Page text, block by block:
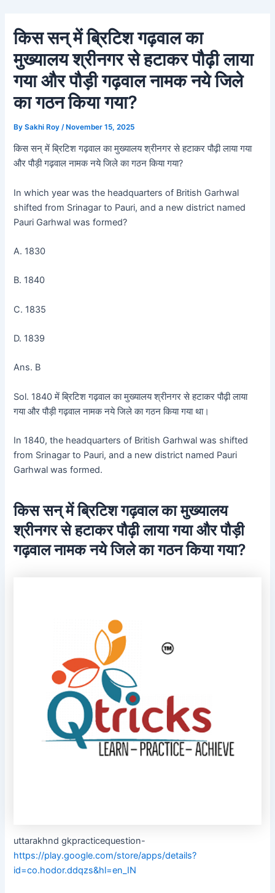
content
किस सन् में ब्रिटिश गढ़वाल का
मुख्यालय श्रीनगर से हटाकर पौढ़ी लाया
गया और पौड़ी गढ़वाल नामक नये जिले
का गठन किया गया?
BySakhi Roy /November 15, 2025
किस सन् में ब्रिटिश गढ़वाल का मुख्यालय श्रीनगर से हटाकर पौढ़ी लाया गया
और पौड़ी गढ़वाल नामक नये जिले का गठन किया गया?
In which year was the headquarters of British Garhwal
shifted from Srinagar to Pauri, and a new district named
Pauri Garhwal was formed?
A. 1830
B. 1840
C. 1835
D. 1839
Ans. B
Sol. 1840 में ब्रिटिश गढ़वाल का मुख्यालय श्रीनगर से हटाकर पौढ़ी लाया
गया और पौड़ी गढ़वाल नामक नये जिले का गठन किया गया था।
In 1840, the headquarters of British Garhwal was shifted
from Srinagar to Pauri, and a new district named Pauri
Garhwal was formed.
किस सन् में ब्रिटिश गढ़वाल का मुख्यालय
श्रीनगर से हटाकर पौढ़ी लाया गया और पौड़ी
गढ़वाल नामक नये जिले का गठन किया गया?
uttarakhnd gkpracticequestion-
https://play.google.com/store/apps/details?
id=co.hodor.ddqzs&hl=en_IN